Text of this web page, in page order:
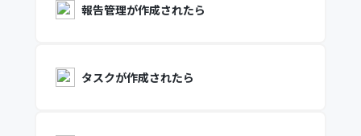
報告管理が作成されたら
タスクが作成されたら